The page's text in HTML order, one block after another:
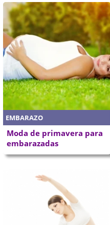
EMBARAZO
Moda de primavera para
embarazadas